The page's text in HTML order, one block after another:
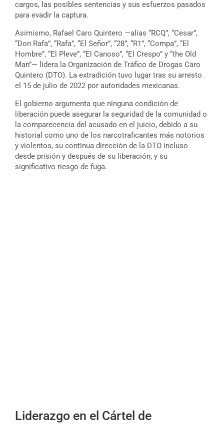
cargos, las posibles sentencias y sus esfuerzos pasados
para evadir la captura.
Asimismo, Rafael Caro Quintero —alias “RCQ”, “Cesar”,
“Don Rafa”, “Rafa”, “El Señor”, “28”, “R1”, “Compa”, “El
Hombre”, “El Pleve”, “El Canoso”, “El Crespo” y “the Old
Man”— lidera la Organización de Tráfico de Drogas Caro
Quintero (DTO). La extradición tuvo lugar tras su arresto
el 15 de julio de 2022 por autoridades mexicanas.
El gobierno argumenta que ninguna condición de
liberación puede asegurar la seguridad de la comunidad o
la comparecencia del acusado en el juicio, debido a su
historial como uno de los narcotraficantes más notorios
y violentos, su continua dirección de la DTO incluso
desde prisión y después de su liberación, y su
significativo riesgo de fuga.
Liderazgo en el Cártel de